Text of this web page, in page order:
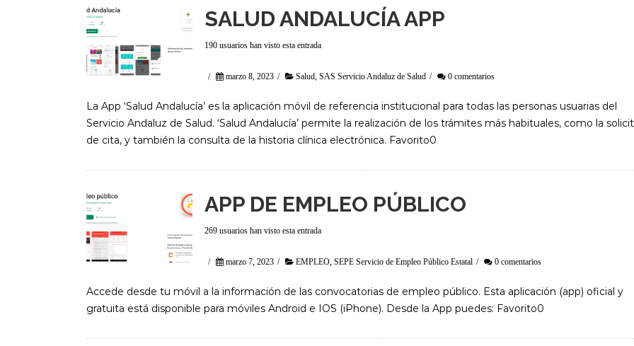
SALUD ANDALUCÍA APP
190 usuarios han visto esta entrada
/ marzo 8, 2023 / Salud SAS Servicio Andaluz de Salud / 0 comentarios
La App ‘Salud Andalucía’ es la aplicación móvil de referencia institucional para todas las personas usuarias del
Servicio Andaluz de Salud. ‘Salud Andalucía’ permite la realización de los trámites más habituales, como la
de cita, y también la consulta de la historia clínica electrónica. Favorito0
APP DE EMPLEO PÚBLICO
269 usuarios han visto esta entrada
/ marzo 7, 2023 / EMPLEO SEPE Servicio de Empleo Público Estatal / 0 comentarios
Accede desde tu móvil a la información de las convocatorias de empleo público. Esta aplicación (app) oficial y
gratuita está disponible para móviles Android e IOS (iPhone). Desde la App puedes: Favorito0